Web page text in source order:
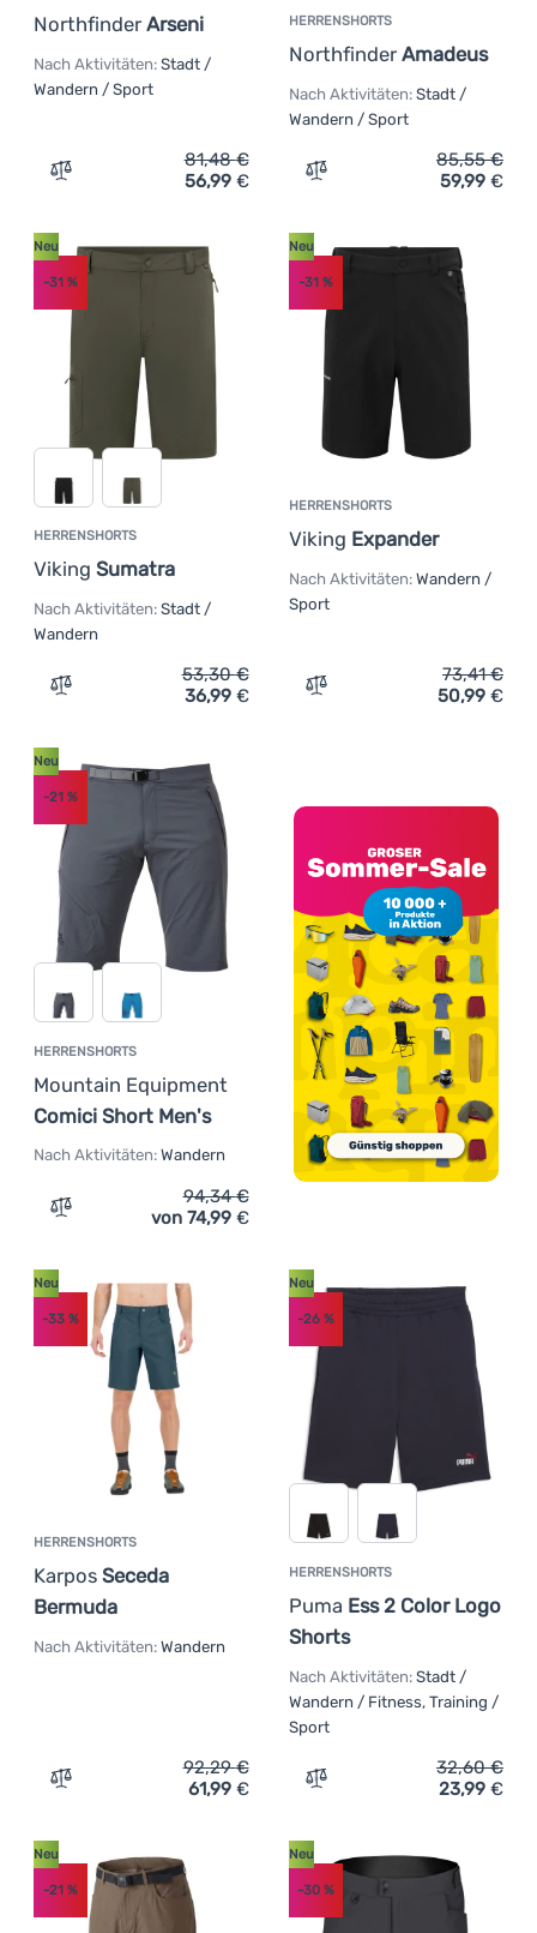
Northfinder Arseni
Nach Aktivitäten: Stadt /
Wandern / Sport
Zum Vergleich 'Herrenshorts Northfinder Arseni'
81,48€
56,99 €
HERRENSHORTS
Northfinder Amadeus
Nach Aktivitäten: Stadt /
Wandern / Sport
Zum Vergleich
85,55€
59,99 €
HERRENSHORTS
Viking Sumatra
Neu
-31 %
Nach Aktivitäten: Stadt /
Wandern
Zum Vergleich 'Herrenshorts Viking Sumatra'
53,30€
36,99 €
HERRENSHORTS
Viking Expander
Neu
-31 %
Nach Aktivitäten: Wandern /
Sport
Zum Vergleich
73,41€
50,99 €
HERRENSHORTS
Mountain Equipment
Comici Short Men's
Neu
-21 %
Nach Aktivitäten: Wandern
Zum Vergleich 'Herrenshorts Mountain Equipment
94,34€
von 74,99 €
HERRENSHORTS
Karpos Seceda
Bermuda
Neu
-33 %
Nach Aktivitäten: Wandern
Zum Vergleich 'Herrenshorts Karpos Seceda Bermuda'
92,29€
61,99 €
HERRENSHORTS
Puma Ess 2 Color Logo
Shorts
Neu
-26%
Nach Aktivitäten: Stadt /
Wandern / Fitness, Training /
Sport
Zum Vergleich
32,60€
23,99 €
Neu
-21 %
Neu
-30%